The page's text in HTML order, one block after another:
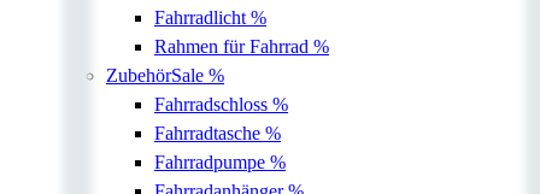
Fahrradlicht %
Rahmen für Fahrrad %
ZubehörSale %
Fahrradschloss %
Fahrradtasche %
Fahrradpumpe %